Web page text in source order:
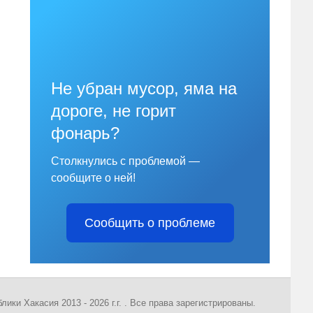
Не убран мусор, яма на
дороге, не горит
фонарь?
Столкнулись с проблемой —
сообщите о ней!
Сообщить о проблеме
Хакасия 2013 - 2026 г.г. . Все права зарегистрированы.